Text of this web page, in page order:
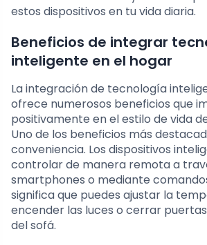
estos dispositivos en tu vida diaria.
Beneficios de integrar
inteligente en el hogar
La integración de tecnología
ofrece numerosos beneficios que
positivamente en el estilo de vida
Uno de los beneficios más
conveniencia. Los dispositivos
controlar de manera remota a
smartphones o mediante
significa que puedes ajustar la
encender las luces o cerrar
del sofá.